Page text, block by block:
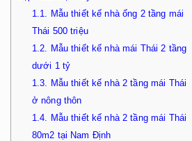
1.1. Mẫu thiết kế nhà ống 2 tầng mái
Thái 500 triệu
1.2. Mẫu thiết kế nhà mái Thái 2 tầng
dưới 1 tỷ
1.3. Mẫu thiết kế nhà 2 tầng mái Thái
ở nông thôn
1.4. Mẫu thiết kế nhà 2 tầng mái Thái
80m2 tại Nam Định